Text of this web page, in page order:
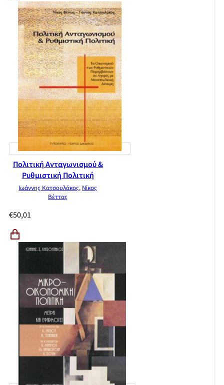
Πολιτική Ανταγωνισμού &
Ρυθμιστική Πολιτική
Ιωάννης Κατσουλάκος, Νίκος
Βέττας
€50,01